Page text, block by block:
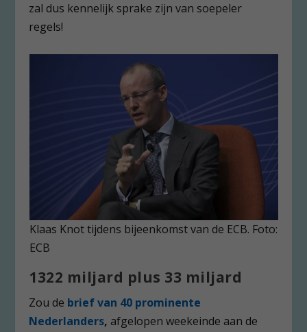
zal dus kennelijk sprake zijn van soepeler
regels!
Klaas Knot tijdens bijeenkomst van de ECB. Foto:
ECB
1322 miljard plus 33 miljard
Zou de brief van 40 prominente
Nederlanders, afgelopen weekeinde aan de